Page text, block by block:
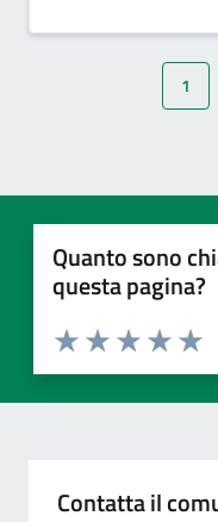
1
Quanto sono
questa pagina?
Valuta 4
Valuta 3
Valuta 2 stelle
Valuta 1 stelle su 5
Contatta il